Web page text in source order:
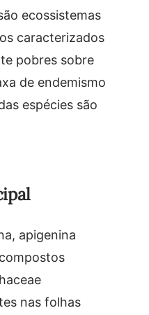
ecossistemas
caracterizados
pobres sobre
de endemismo
espécies são
apigenina
nas folhas